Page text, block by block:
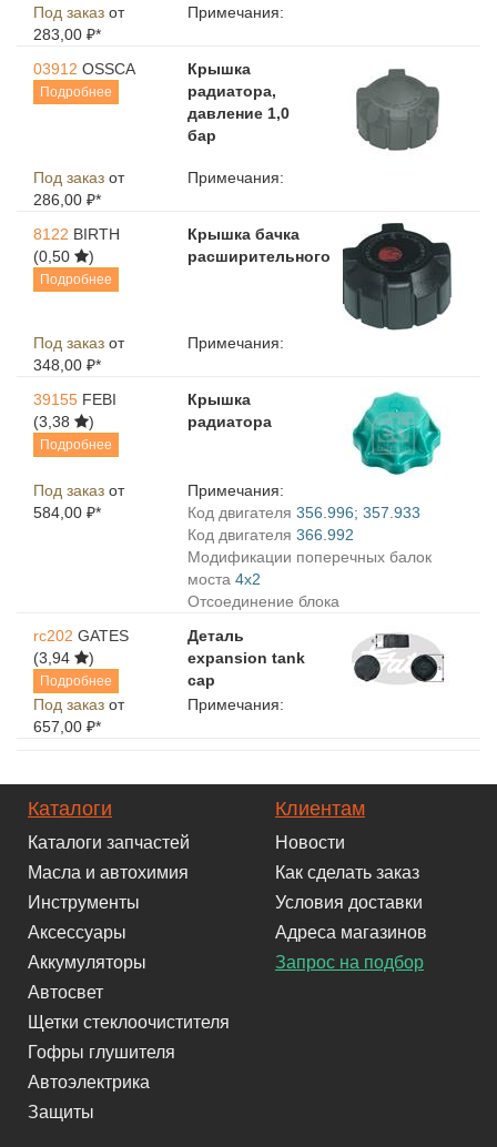
Под заказ от
283,00 ₽*
Примечания:
03912 OSSCA
Подробнее
Крышка
радиатора,
давление 1,0
бар
Под заказ от
286,00 ₽*
Примечания:
8122 BIRTH
(0,50
)
Подробнее
Крышка бачка
расширительного
Под заказ от
348,00 ₽*
Примечания:
39155 FEBI
(3,38
)
Подробнее
Крышка
радиатора
Под заказ от
584,00 ₽*
Примечания:
Код двигателя 356.996; 357.933
Код двигателя 366.992
Модификации поперечных балок
моста 4x2
Отсоединение блока
rc202 GATES
(3,94
)
Подробнее
Деталь
expansion tank
cap
Под заказ от
657,00 ₽*
Примечания:
Каталоги
Каталоги запчастей
Масла и автохимия
Инструменты
Аксессуары
Аккумуляторы
Автосвет
Щетки стеклоочистителя
Гофры глушителя
Автоэлектрика
Защиты
Клиентам
Новости
Как сделать заказ
Условия доставки
Адреса магазинов
Запрос на подбор